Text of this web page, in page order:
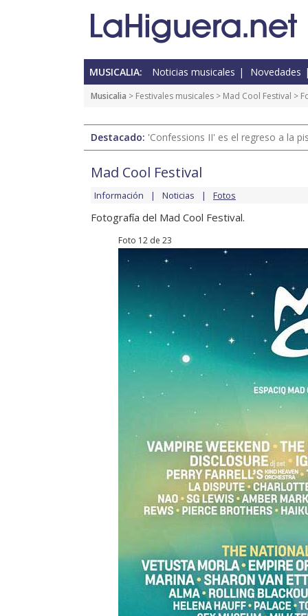
MUSICALIA: Noticias musicales Novedades
Musicalia > Festivales musicales > Mad Cool Festival >
Destacado: 'Confessions II' es el regreso a la
Mad Cool Festival
Información Noticias Fotos
Fotografía del Mad Cool Festival.
Foto 12 de 23